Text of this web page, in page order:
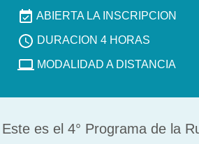
ABIERTA LA INSCRIPCION
DURACION 4 HORAS
MODALIDAD A DISTANCIA
Este es el 4° Programa de la